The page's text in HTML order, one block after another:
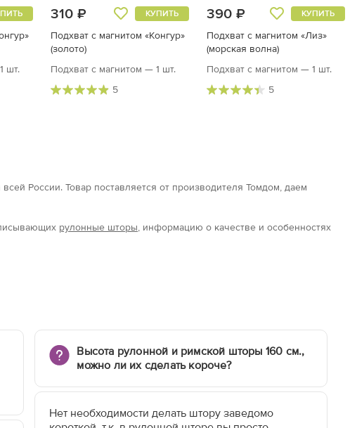
шт.
310 ₽ КУПИТЬ
Подхват с магнитом «Конгур»
(золото)
Подхват с магнитом — 1 шт.
5
390 ₽ КУПИТЬ
Подхват с магнитом «Лиз»
(морская волна)
Подхват с магнитом — 1 шт.
5
России. Товар поставляется от производителя Томдом, даем
рулонные шторы, информацию о качестве и особенностях
Высота рулонной и римской шторы 160 см.,
можно ли их сделать короче?
Нет необходимости делать штору заведомо